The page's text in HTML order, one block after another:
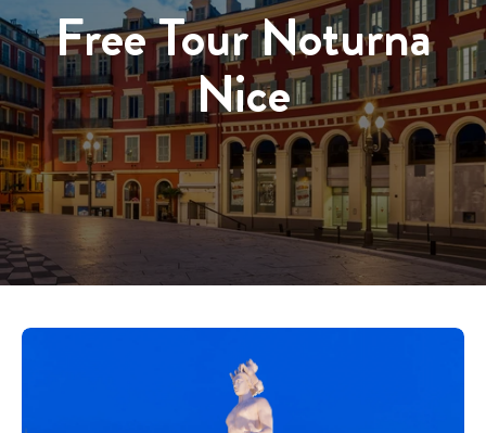
Free Tour Noturna
Nice